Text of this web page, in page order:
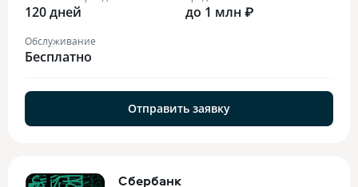
120 дней до 1 млн ₽
Обслуживание
Бесплатно
Отправить заявку
Сбербанк